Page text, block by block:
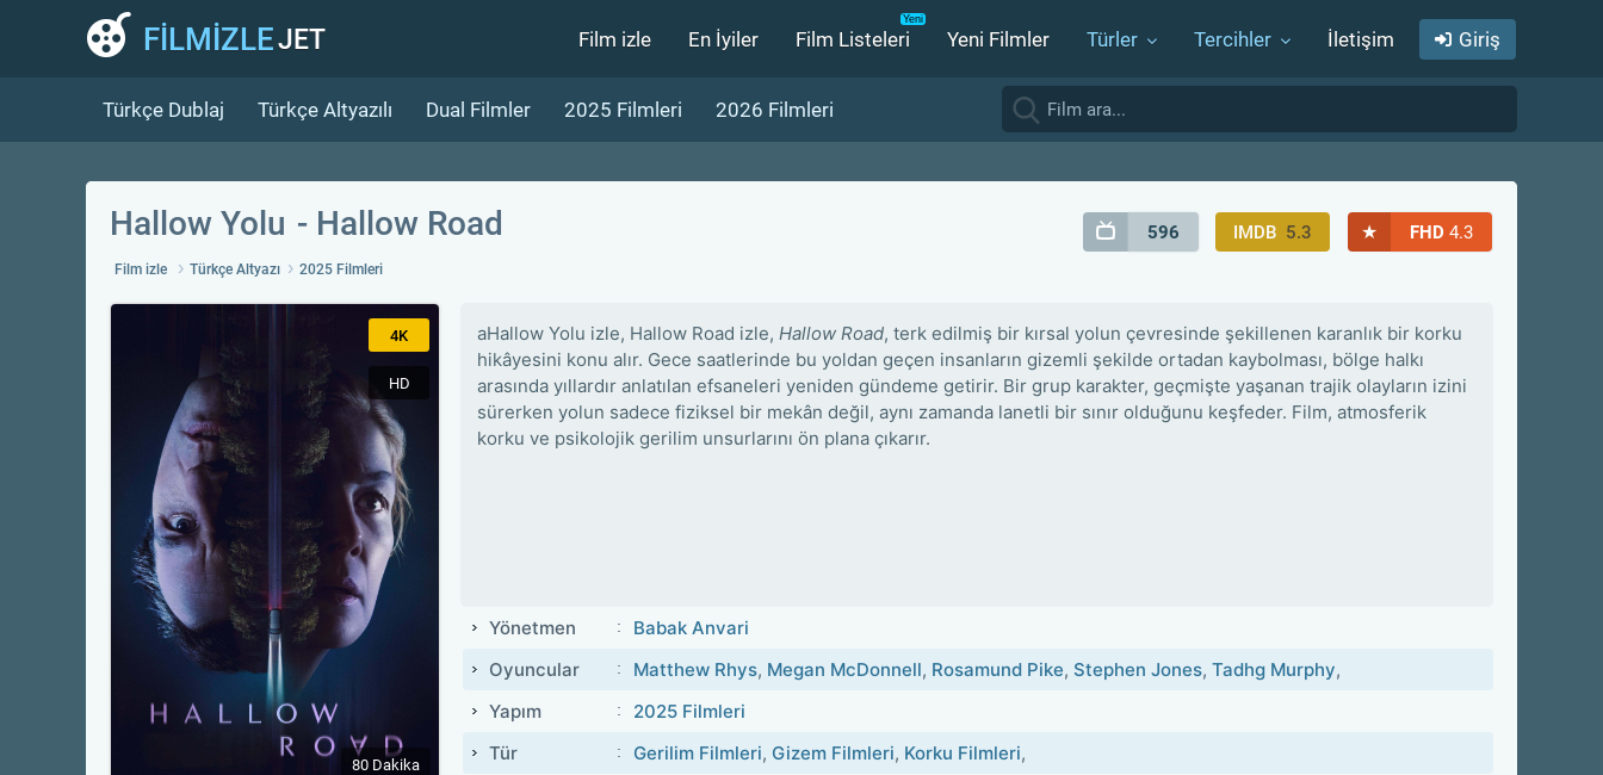
FİLMİZLEJET Film izle En İyiler Film Listeleri Yeni Filmler Türler Tercihler İletişim Giriş
Türkçe Dublaj Türkçe Altyazılı Dual Filmler 2025 Filmleri 2026 Filmleri
Hallow Yolu Hallow Road
Film izle Türkçe Altyazı 2025 Filmleri
596 IMDB 5.3 ★ FHD 4.3
4K
HD
80 Dakika
aHallow Yolu izle, Hallow Road izle, Hallow Road, terk edilmiş bir kırsal yolun çevresinde şekillenen karanlık bir korku
hikâyesini konu alır. Gece saatlerinde bu yoldan geçen insanların gizemli şekilde ortadan kaybolması, bölge halkı
arasında yıllardır anlatılan efsaneleri yeniden gündeme getirir. Bir grup karakter, geçmişte yaşanan trajik olayların izini
sürerken yolun sadece fiziksel bir mekân değil, aynı zamanda lanetli bir sınır olduğunu keşfeder. Film, atmosferik
korku ve psikolojik gerilim unsurlarını ön plana çıkarır.
Yönetmen
Babak Anvari
Oyuncular
Matthew Rhys, Megan McDonnell, Rosamund Pike, Stephen Jones, Tadhg Murphy,
Yapım
2025 Filmleri
Tür
Gerilim Filmleri, Gizem Filmleri, Korku Filmleri,